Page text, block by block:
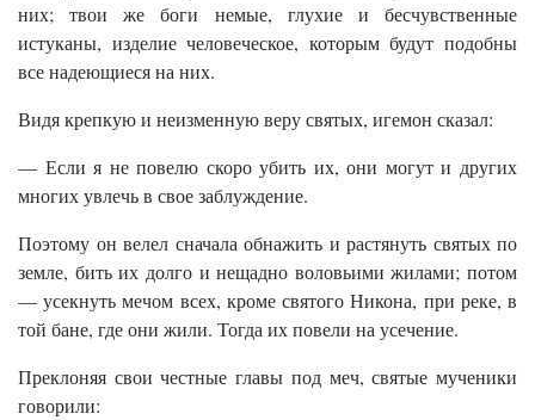
них; твои же боги немые, глухие и бесчувственные
истуканы, изделие человеческое, которым будут подобны
все надеющиеся на них.
Видя крепкую и неизменную веру святых, игемон сказал:
— Если я не повелю скоро убить их, они могут и других
многих увлечь в свое заблуждение.
Поэтому он велел сначала обнажить и растянуть святых по
земле, бить их долго и нещадно воловьими жилами; потом
— усекнуть мечом всех, кроме святого Никона, при реке, в
той бане, где они жили. Тогда их повели на усечение.
Преклоняя свои честные главы под меч, святые мученики
говорили: